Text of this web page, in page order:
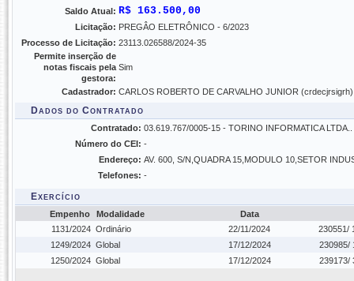
Saldo Atual: R$ 163.500,00
Licitação: PREGÂO ELETRÔNICO - 6/2023
Processo de Licitação: 23113.026588/2024-35
Permite inserção de
notas fiscais pela
gestora:
Sim
Cadastrador: CARLOS ROBERTO DE CARVALHO JUNIOR (crdecjrsigrh)
Dados do Contratado
Contratado: 03.619.767/0005-15 - TORINO INFORMATICA LTDA..
Número do CEI: -
Endereço: AV. 600, S/N,QUADRA 15,MODULO 10,SETOR
Telefones: -
Exercício
Empenho Modalidade
Data
1131/2024 Ordinário 22/11/2024
230551/
1249/2024 Global 17/12/2024
230985/
1250/2024 Global 17/12/2024 239173/